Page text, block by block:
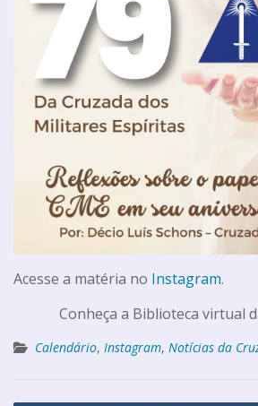
Acesse a matéria no Instagram.
Conheça a Biblioteca virtual
Calendário, Instagram, Notícias da